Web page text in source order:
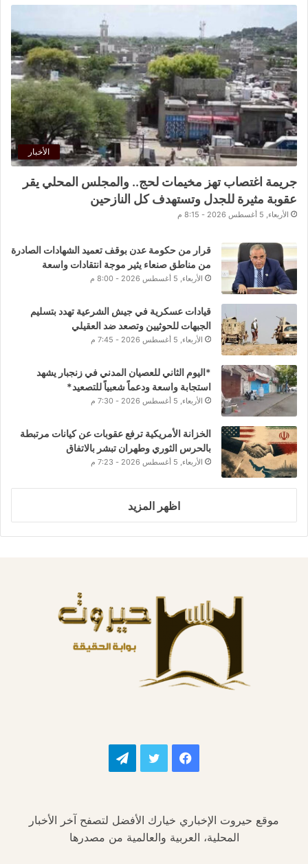
الأخبار
جريمة اغتصاب تهز مخيمات لحج.. والمجلس المحلي يقر
عقوبة مثيرة للجدل وتستهدف كل النازحين
الأربعاء, 5 أغسطس 2026 - 8:15 م
قرار من حكومة عدن بوقف تعميد الشهادات الصادرة
من مناطق صنعاء يثير موجة انتقادات واسعة
الأربعاء, 5 أغسطس 2026 - 8:00 م
قيادات عسكرية في جيش الشرعية تهدد بتسليم
الجبهات للحوثيين وتصعد ضد العقيلي
الأربعاء, 5 أغسطس 2026 - 7:45 م
*اليوم الثاني للعصيان المدني في زنجبار يشهد
استجابة واسعة ودعماً شعبياً للتصعيد*
الأربعاء, 5 أغسطس 2026 - 7:30 م
الخزانة الأمريكية ترفع عقوبات عن كيانات مرتبطة
بالحرس الثوري وطهران تبشر بالاتفاق
الأربعاء, 5 أغسطس 2026 - 7:23 م
اظهر المزيد
فيسبوك تويتر تيلقرام
موقع حيروت الإخباري خيارك الأفضل لتصفح آخر الأخبار
المحلية، العربية والعالمية من مصدرها